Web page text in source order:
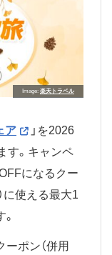
Image 楽天トラベル
ア
」を2026
す。キャンペ
になるクー
に使える最大1
ポン（併用